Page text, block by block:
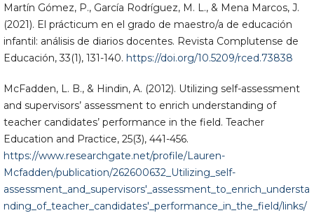
Martín Gómez, P., García Rodríguez, M. L., & Mena Marcos, J.
(2021). El prácticum en el grado de maestro/a de educación
infantil: análisis de diarios docentes. Revista Complutense de
Educación, 33(1), 131-140. https://doi.org/10.5209/rced.73838
McFadden, L. B., & Hindin, A. (2012). Utilizing self-assessment
and supervisors’ assessment to enrich understanding of
teacher candidates’ performance in the field. Teacher
Education and Practice, 25(3), 441-456.
https://www.researchgate.net/profile/Lauren-
Mcfadden/publication/262600632_Utilizing_self-
assessment_and_supervisors'_assessment_to_enrich_understa
nding_of_teacher_candidates'_performance_in_the_field/links/